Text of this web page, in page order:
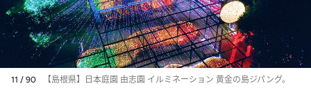
11 / 90 【島根県】日本庭園 由志園 イルミネーション 黄金の島ジパング。